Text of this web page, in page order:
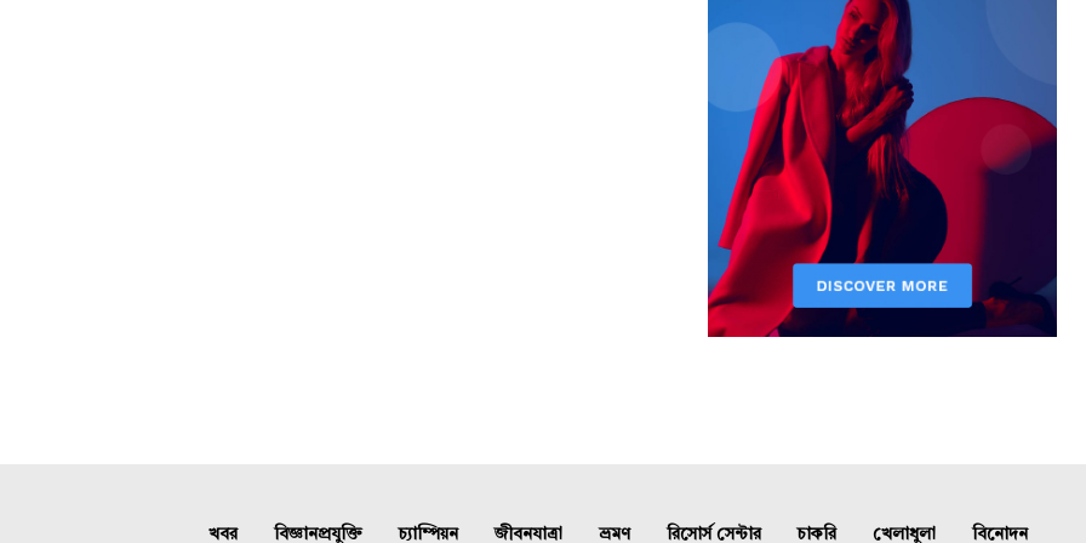
খবর বিজ্ঞানপ্রযুক্তি চ্যাম্পিয়ন জীবনযাত্রা ভ্রমণ রিসোর্স সেন্টার চাকরি খেলাধুলা বিনোদন